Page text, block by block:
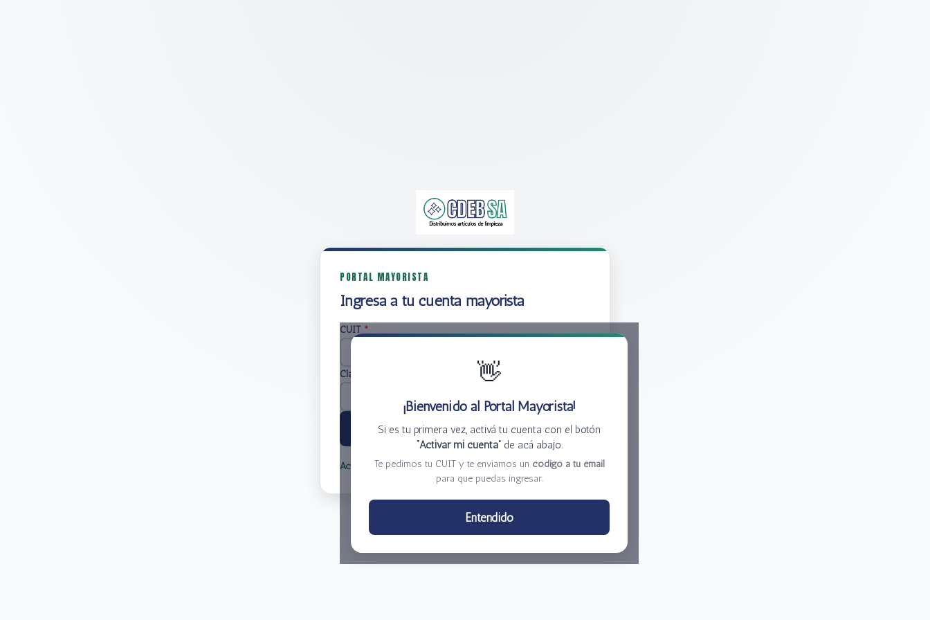
PORTAL MAYORISTA
Ingresá a tu cuenta mayorista
👋
¡Bienvenido al Portal Mayorista!
Si es tu primera vez, activá tu cuenta con el botón
“Activar mi cuenta”de acá abajo.
Te pedimos tu CUIT y te enviamos un código a tu email
para que puedas ingresar.
Entendido
CUIT *
Clave
Ingresar
Activar mi cuenta Olvidé mi clave
Centro de Distribución El Bacha S.A.